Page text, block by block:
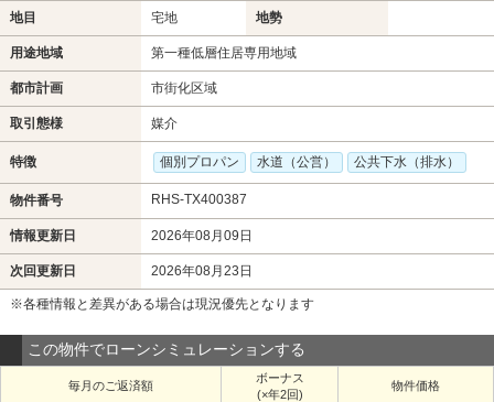
地目 宅地 地勢
用途地域 第一種低層住居専用地域
都市計画 市街化区域
取引態様 媒介
特徴 個別プロパン 水道（公営） 公共下水（排水）
物件番号 RHS-TX400387
情報更新日 2026年08月09日
次回更新日 2026年08月23日
※各種情報と差異がある場合は現況優先となります
この物件でローンシミュレーションする
毎月のご返済額
ボーナス
(×年2回)
物件価格